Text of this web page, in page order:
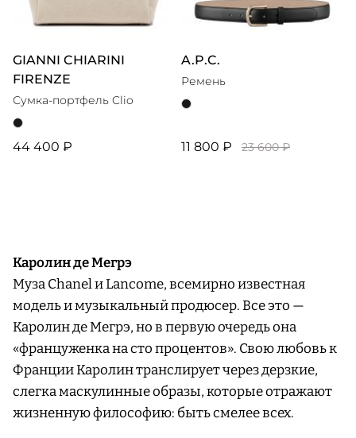
GIANNI CHIARINI
FIRENZE
Сумка-портфель Clio
44 400 ₽
A.P.C.
Ремень
11 800 ₽ 23 600 ₽
Каролин де Мегрэ
Муза Сhanel и Lancome, всемирно известная
модель и музыкальный продюсер. Все это —
Каролин де Мегрэ, но в первую очередь она
«француженка на сто процентов». Свою любовь к
Франции Каролин транслирует через дерзкие,
слегка маскулинные образы, которые отражают
жизненную философию: быть смелее всех.